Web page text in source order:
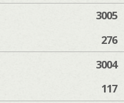
3005
276
3004
117